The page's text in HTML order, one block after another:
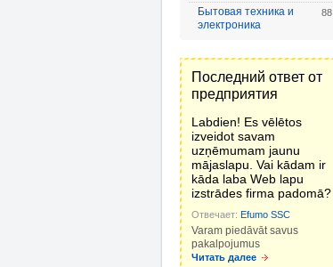
Бытовая техника и
электроника
88
Последний ответ от
предприятия
Labdien! Es vēlētos
izveidot savam
uzņēmumam jaunu
mājaslapu. Vai kādam ir
kāda laba Web lapu
izstrādes firma padomā?
Отвечает: Efumo SSC
Varam piedāvāt savus
pakalpojumus
Читать далее